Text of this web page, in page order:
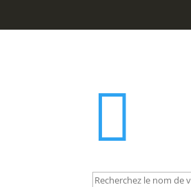

Rechercher: